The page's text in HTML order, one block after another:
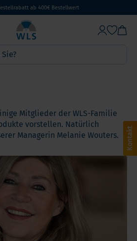
ab 400€ Bestellwert
Mitglieder der WLS-Familie
vorstellen. Natürlich
Managerin Melanie Wouters.
Kontakt